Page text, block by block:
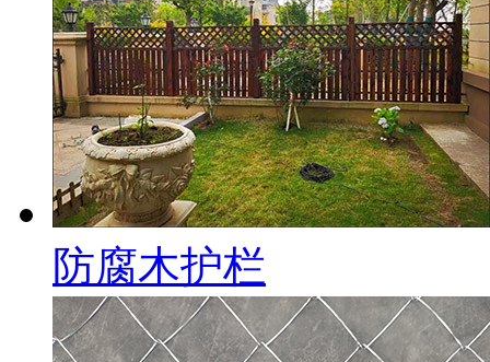
防腐木护栏